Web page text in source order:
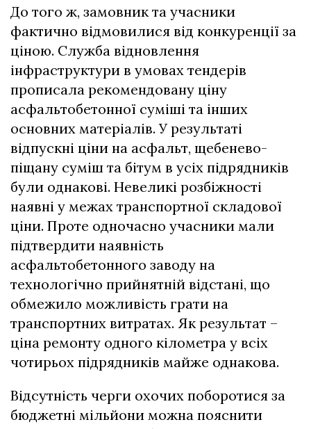
До того ж, замовник та учасники
фактично відмовилися від конкуренції за
ціною. Служба відновлення
інфраструктури в умовах тендерів
прописала рекомендовану ціну
асфальтобетонної суміші та інших
основних матеріалів. У результаті
відпускні ціни на асфальт, щебенево-
піщану суміш та бітум в усіх підрядників
були однакові. Невеликі розбіжності
наявні у межах транспортної складової
ціни. Проте одночасно учасники мали
підтвердити наявність
асфальтобетонного заводу на
технологічно прийнятній відстані, що
обмежило можливість грати на
транспортних витратах. Як результат –
ціна ремонту одного кілометра у всіх
чотирьох підрядників майже однакова.
Відсутність черги охочих поборотися за
бюджетні мільйони можна пояснити